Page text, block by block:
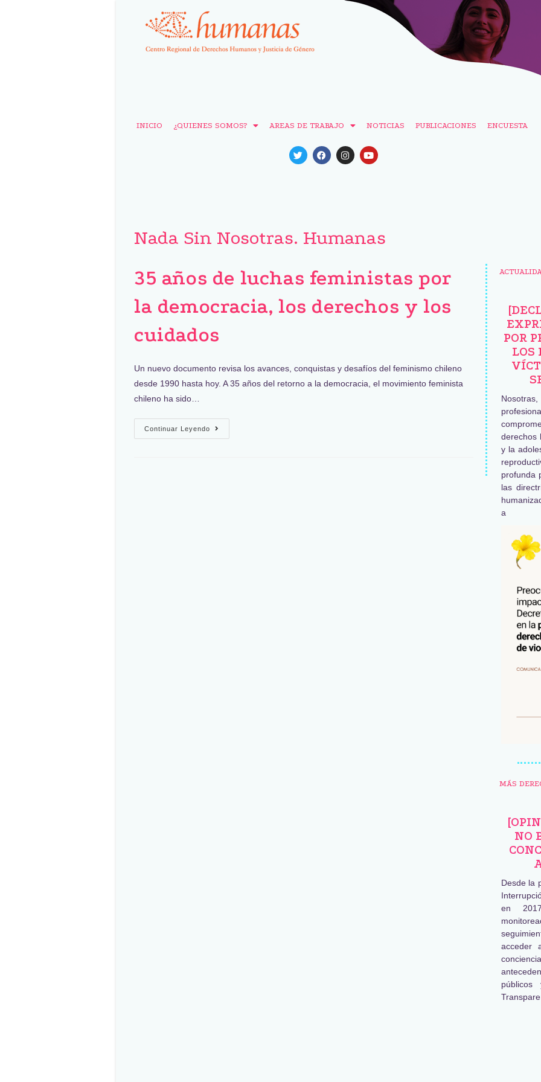
INICIO ¿QUIENES SOMOS? AREAS DE TRABAJO NOTICIAS PUBLICACIONES ENCUESTA
Nada Sin Nosotras. Humanas
35 años de luchas feministas por
la democracia, los derechos y los
cuidados
Un nuevo documento revisa los avances, conquistas y desafíos del feminismo chileno
desde 1990 hasta hoy. A 35 años del retorno a la democracia, el movimiento feminista
chileno ha sido…
Continuar Leyendo
POR
LOS
derechos
y la
profunda
las
a
MÁS
NO
Desde la
en
acceder